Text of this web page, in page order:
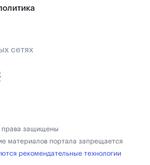
сетях
защищены
материалов портала запрещается
рекомендательные технологии